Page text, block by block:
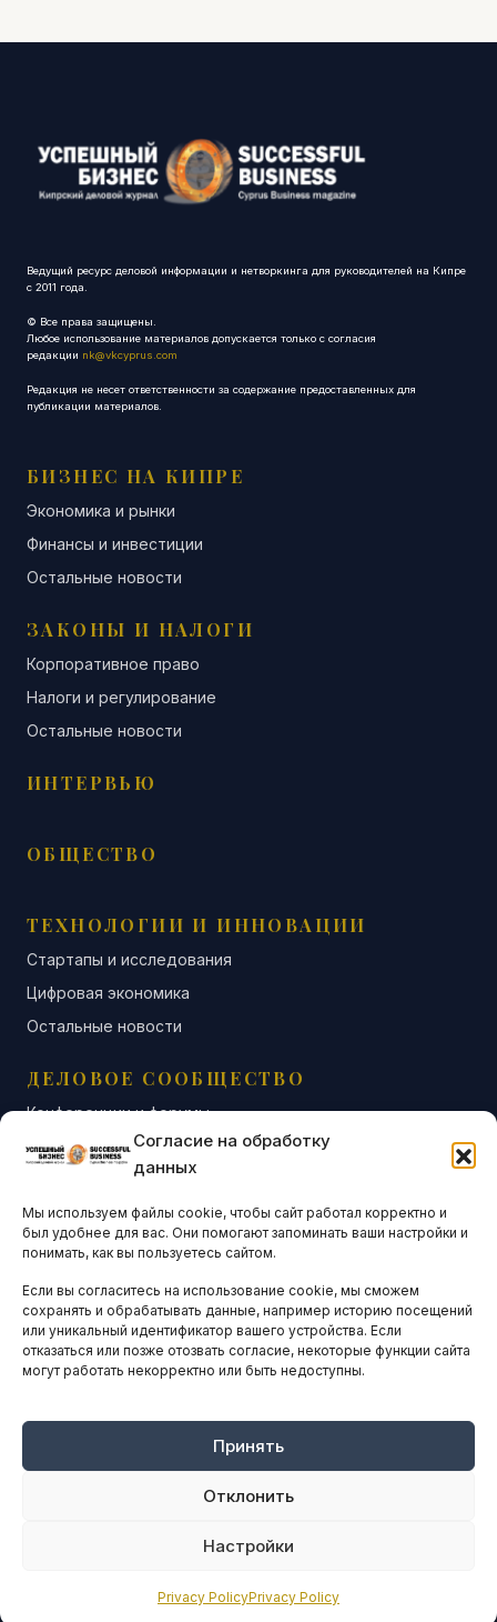
Согласие на обработку
данных
Мы используем файлы cookie, чтобы сайт работал корректно и
был удобнее для вас. Они помогают запоминать ваши настройки и
понимать, как вы пользуетесь сайтом.
Если вы согласитесь на использование cookie, мы сможем
сохранять и обрабатывать данные, например историю посещений
или уникальный идентификатор вашего устройства. Если
отказаться или позже отозвать согласие, некоторые функции сайта
могут работать некорректно или быть недоступны.
Принять
Отклонить
Настройки
Privacy PolicyPrivacy Policy
Ведущий ресурс деловой информации и нетворкинга для руководителей на Кипре
с 2011 года.
© Все права защищены.
Любое использование материалов допускается только с согласия
редакции nk@vkcyprus.com
Редакция не несет ответственности за содержание предоставленных для
публикации материалов.
БИЗНЕС НА КИПРЕ
Экономика и рынки
Финансы и инвестиции
Остальные новости
ЗАКОНЫ И НАЛОГИ
Корпоративное право
Налоги и регулирование
Остальные новости
ИНТЕРВЬЮ
ОБЩЕСТВО
ТЕХНОЛОГИИ И ИННОВАЦИИ
Стартапы и исследования
Цифровая экономика
Остальные новости
ДЕЛОВОЕ СООБЩЕСТВО
Конференции и форумы
Бизнес-клубы и ассоциации
Остальные новости
АНАЛИТИКА И СТАТИСТИКА
ARTICLES IN ENGLISH
НАВИГАЦИЯ
Оплата онлайн